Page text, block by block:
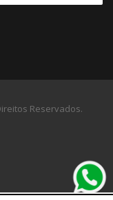
Reservados.